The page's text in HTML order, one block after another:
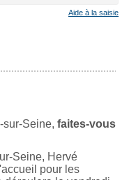
Aide à la saisie